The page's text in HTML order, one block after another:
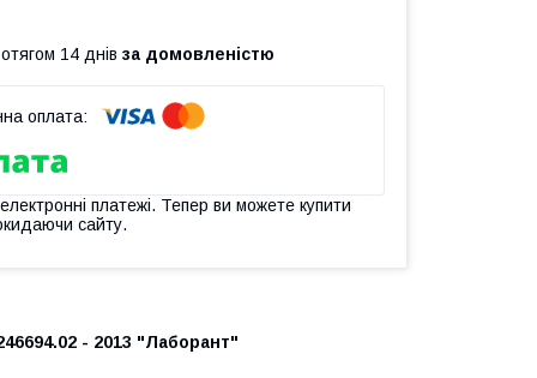
14 днів за домовленістю
платежі. Тепер ви можете купити
сайту.
- 2013 "Лаборант"